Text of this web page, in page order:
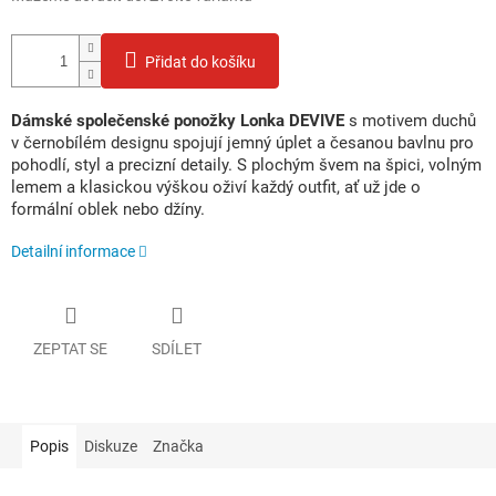
Přidat do košíku
Dámské společenské ponožky Lonka DEVIVE s motivem duchů
v černobílém designu spojují jemný úplet a česanou bavlnu pro
pohodlí, styl a precizní detaily. S plochým švem na špici, volným
lemem a klasickou výškou oživí každý outfit, ať už jde o
formální oblek nebo džíny.
Detailní informace
ZEPTAT SE SDÍLET
Popis Diskuze Značka